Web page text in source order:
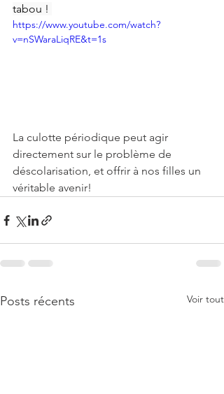
tabou !
https://www.youtube.com/watch?
v=nSWaraLiqRE&t=1s
La culotte périodique peut agir
directement sur le problème de
déscolarisation, et offrir à nos filles un
véritable avenir!
Posts récents Voir tout